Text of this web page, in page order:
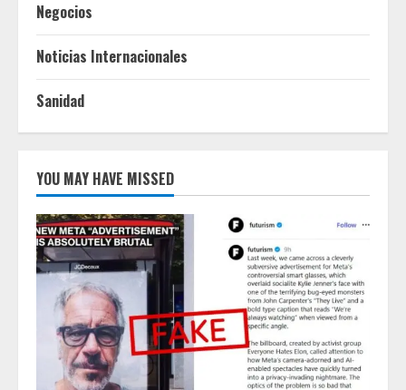
Negocios
Noticias Internacionales
Sanidad
YOU MAY HAVE MISSED